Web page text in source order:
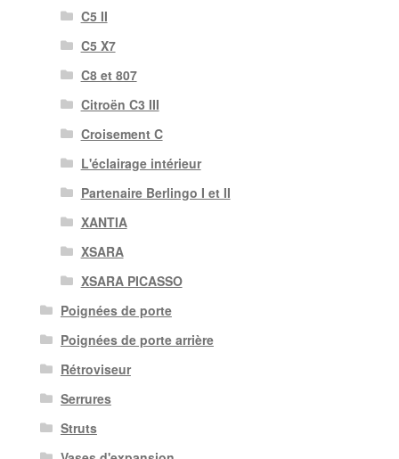
C5 II
C5 X7
C8 et 807
Citroën C3 III
Croisement C
L'éclairage intérieur
Partenaire Berlingo I et II
XANTIA
XSARA
XSARA PICASSO
Poignées de porte
Poignées de porte arrière
Rétroviseur
Serrures
Struts